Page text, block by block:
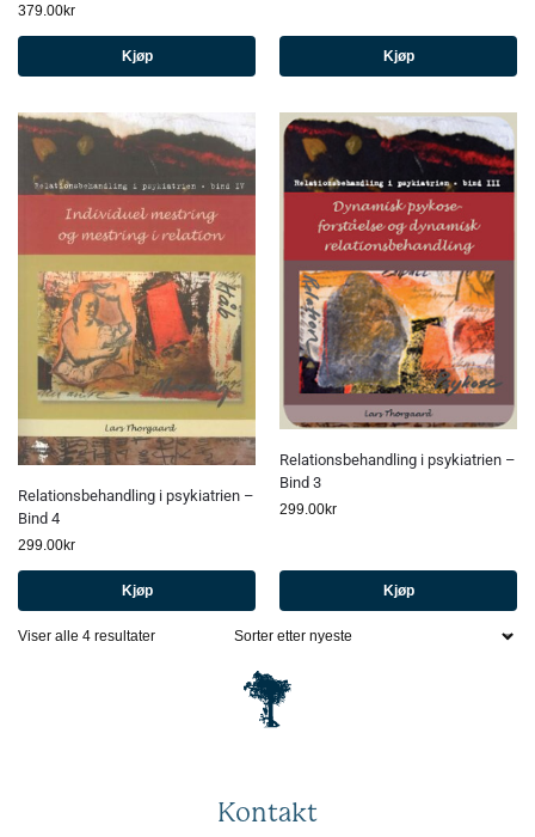
379.00kr
Kjøp Kjøp
Relationsbehandling i psykiatrien –
Bind 4
299.00kr
Kjøp
Relationsbehandling i psykiatrien –
Bind 3
299.00kr
Kjøp
Viser alle 4 resultater
Kontakt